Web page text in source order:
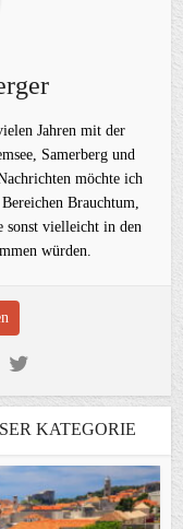
Jahren mit der
Samerberg und
möchte ich
Brauchtum,
sonst vielleicht in den
würden.
KATEGORIE